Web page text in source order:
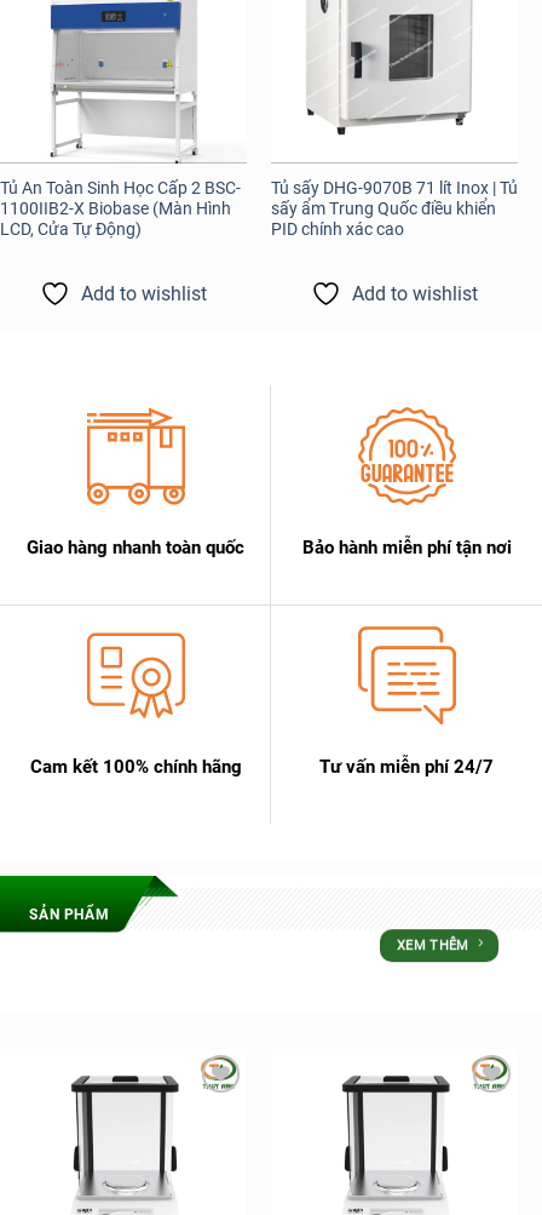
Tủ An Toàn Sinh Học Cấp 2 BSC-
1100IIB2-X Biobase (Màn Hình
LCD, Cửa Tự Động)
Add to wishlist
Tủ sấy DHG-9070B 71 lít Inox | Tủ
sấy ẩm Trung Quốc điều khiển
PID chính xác cao
Add to wishlist
Giao hàng nhanh toàn quốc Bảo hành miễn phí tận nơi
Cam kết 100% chính hãng Tư vấn miễn phí 24/7
SẢN PHẨM
XEM THÊM